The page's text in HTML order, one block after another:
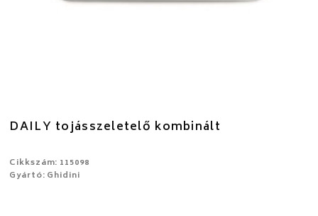
DAILY tojásszeletelő kombinált
Cikkszám: 115098
Gyártó: Ghidini